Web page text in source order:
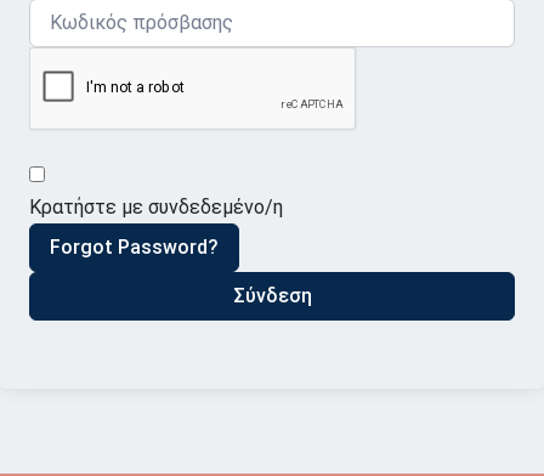
Κρατήστε με συνδεδεμένο/η
Forgot Password?
Σύνδεση